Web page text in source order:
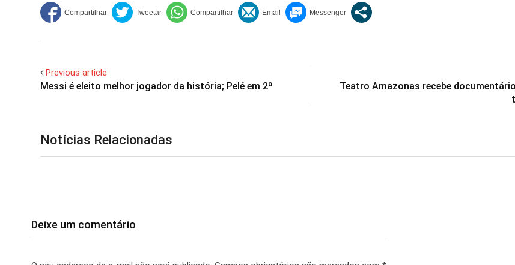
Previous article
Messi é eleito melhor jogador da história; Pelé em 2º
Teatro Amazonas recebe
Notícias Relacionadas
Deixe um comentário